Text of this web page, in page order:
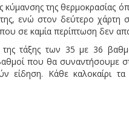
κύμανσης της θερμοκρασίας
ενώ στον δεύτερο χάρτη
σε καμία περίπτωση δεν
τάξης των 35 με 36
που θα συναντήσουμε
είδηση. Κάθε καλοκαίρι